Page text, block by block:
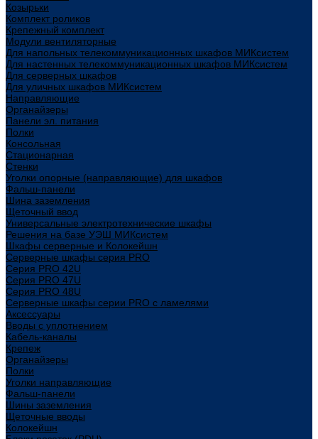
Козырьки
Комплект роликов
Крепежный комплект
Модули вентиляторные
Для напольных телекоммуникационных шкафов МИКсистем
Для настенных телекоммуникационных шкафов МИКсистем
Для серверных шкафов
Для уличных шкафов МИКсистем
Направляющие
Органайзеры
Панели эл. питания
Полки
Консольная
Стационарная
Стенки
Уголки опорные (направляющие) для шкафов
Фальш-панели
Шина заземления
Щеточный ввод
Универсальные электротехнические шкафы
Решения на базе УЭШ МИКсистем
Шкафы серверные и Колокейшн
Серверные шкафы серия PRO
Серия PRO 42U
Серия PRO 47U
Серия PRO 48U
Серверные шкафы серии PRO с ламелями
Аксессуары
Вводы с уплотнением
Кабель-каналы
Крепеж
Органайзеры
Полки
Уголки направляющие
Фальш-панели
Шины заземления
Щеточные вводы
Колокейшн